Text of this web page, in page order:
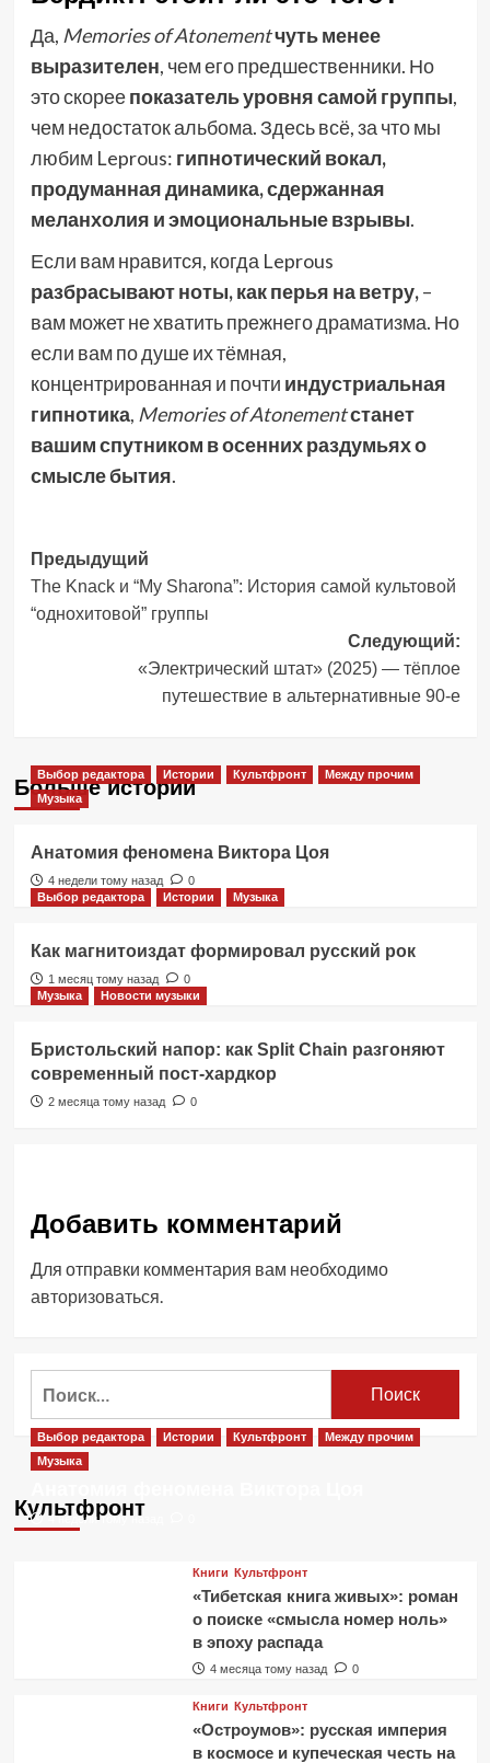
Да, Memories of Atonementчуть менее
выразителен, чем его предшественники. Но
это скореепоказатель уровня самой группы,
чем недостаток альбома. Здесь всё, за что мы
любим Leprous: гипнотический вокал,
продуманная динамика, сдержанная
меланхолия и эмоциональные взрывы.
Если вам нравится, когда Leprous
разбрасывают ноты, как перья на ветру,–
вам может не хватить прежнего драматизма. Но
если вам по душе их тёмная,
концентрированная и почти индустриальная
гипнотика, Memories of Atonementстанет
вашим спутником в осенних раздумьях о
смысле бытия.
Навигация
записи
Предыдущий
The Knack и “My Sharona”: История самой культовой
“однохитовой” группы
Следующий:
«Электрический штат» (2025) — тёплое
путешествие в альтернативные 90-е
Больше историй
Выбор редактора Истории Культфронт
Между прочим
Музыка
Анатомия феномена Виктора Цоя
4 недели тому назад
0
Выбор редактора
Истории Музыка
Как магнитоиздат формировал русский рок
1 месяц тому назад
0
Музыка
Новости музыки
Бристольский напор: как Split Chain разгоняют
современный пост-хардкор
2 месяца тому назад 0
Добавить комментарий
Для отправки комментария вам необходимо
авторизоваться
Культфронт
Выбор редактора Истории Культфронт
Между прочим
Музыка
4 недели тому назад
Книги Культфронт
«Тибетская книга живых»: роман
о поиске «смысла номер ноль»
в эпоху распада
4 месяца тому назад 0
Книги Культфронт
«Остроумов»: русская империя
в космосе и купеческая честь на